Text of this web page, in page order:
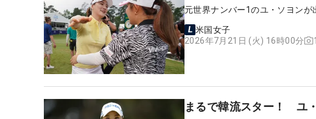
元世界ナンバー1のユ・ソヨンが
米国女子
2026年7月21日 (火) 16時00分
1
まるで韓流スター！ ユ